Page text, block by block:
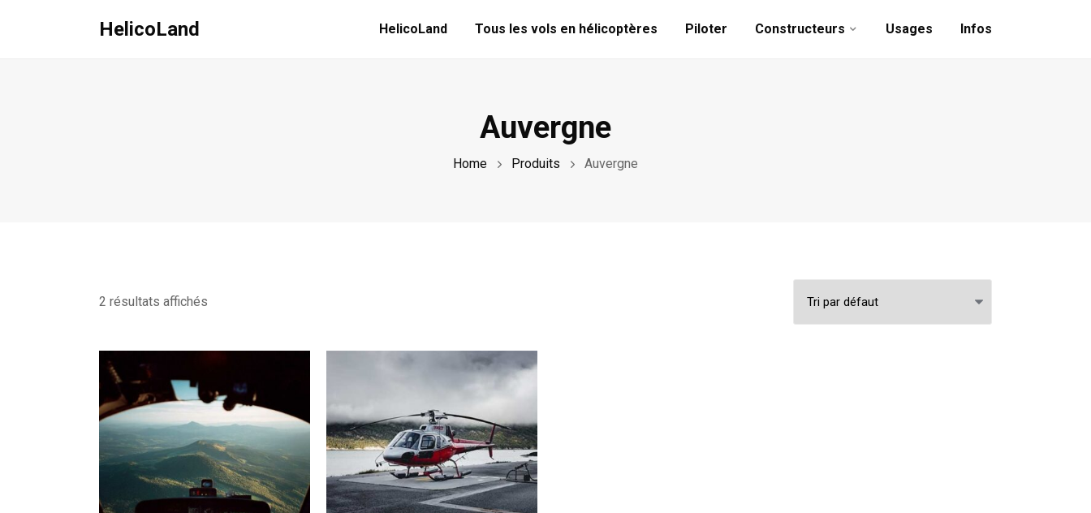
HelicoLand HelicoLand Tous les vols en hélicoptères Piloter Constructeurs Usages Infos
Auvergne
Home Produits Auvergne
2 résultats affichés